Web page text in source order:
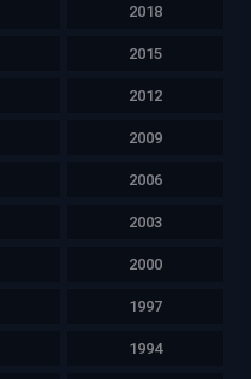
2018
2015
2012
2009
2006
2003
2000
1997
1994